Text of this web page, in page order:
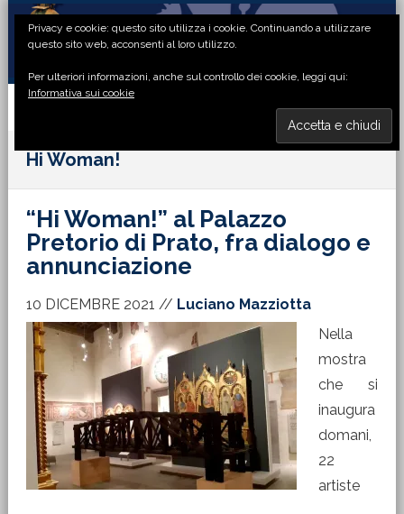
Passa
primaria
Passa
principale
Passa
laterale
Passa
di
Hi Woman!
“Hi Woman!” al Palazzo
Pretorio di Prato, fra dialogo e
annunciazione
10 DICEMBRE 2021 // Luciano Mazziotta
Nella
mostra
che si
inaugura
domani,
22
artiste
Privacy e cookie: questo sito utilizza i cookie. Continuando a utilizzare
questo sito web, acconsenti al loro utilizzo.
Per ulteriori informazioni, anche sul controllo dei cookie, leggi qui:
Informativa sui cookie